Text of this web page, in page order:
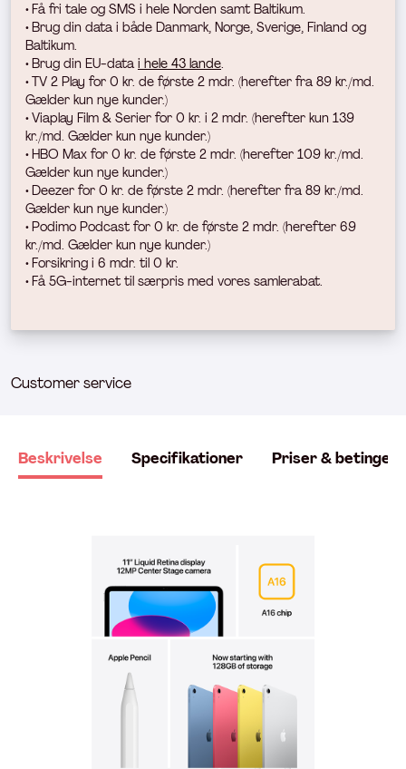
• Få fri tale og SMS i hele Norden samt Baltikum.
• Brug din datai både Danmark, Norge, Sverige, Finland og
Baltikum.
• Brug din EU-datai hele 43 lande.
• TV 2 Play for 0 kr. de første 2 mdr. (herefter fra 89 kr./md.
Gælder kun nye kunder.)
• Viaplay Film & Serier for 0 kr. i 2 mdr. (herefter kun 139
kr./md. Gælder kun nye kunder.)
• HBO Max for 0 kr. de første 2 mdr. (herefter 109 kr./md.
Gælder kun nye kunder.)
• Deezer for 0 kr. de første 2 mdr. (herefter fra 89 kr./md.
Gælder kun nye kunder.)
• Podimo Podcast for 0 kr. de første 2 mdr. (herefter 69
kr./md. Gælder kun nye kunder.)
• Forsikring i 6 mdr. til 0 kr.
• Få 5G-internet til særpris med vores samlerabat.
Customer service
Beskrivelse Specifikationer Priser &